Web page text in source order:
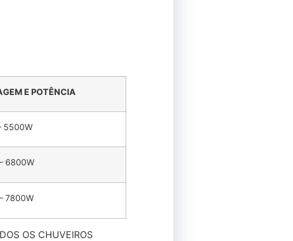
E POTÊNCIA
5500W
6800W
7800W
OS CHUVEIROS